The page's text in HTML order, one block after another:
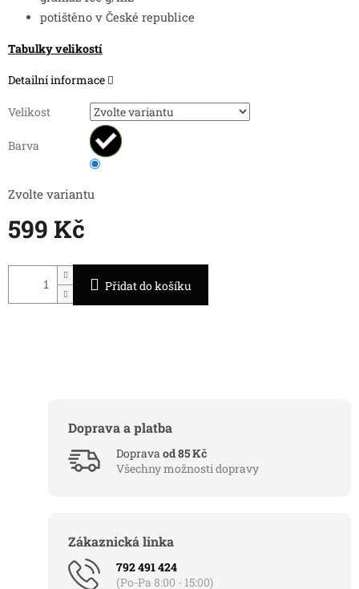
599 Kč
cena:
Zvolte variantu
Velikost
Barva
Přidat do košíku
potištěno v České republice
Tabulky velikostí
Detailní informace
Doprava a platba
Dopravaod 85 Kč
Všechny možnosti dopravy
Zákaznická linka
792 491 424
(Po-Pa 8:00 - 15:00)